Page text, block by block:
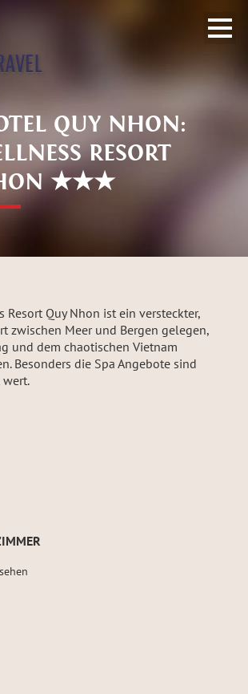
QUY NHON:
RESORT
★★★
Resort Quy Nhon ist ein versteckter,
zwischen Meer und Bergen gelegen,
und dem chaotischen Vietnam
Besonders die Spa Angebote sind